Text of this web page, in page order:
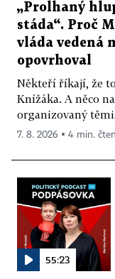
„Prolhaný
stáda“. Proč
vláda vedená
opovrhoval
Někteří říkají, že
Knížáka. A něco
organizovaný
7. 8. 2026 ▪ 4 min.
55:23